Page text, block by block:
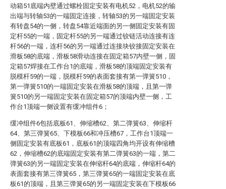
动箱51底端内壁通过螺栓固定安装有电机52，电机52的输
出端与转轴53的一端固定连接，转轴53的另一端固定安装
有转盘54的一侧，转盘54靠近端面的另一侧固定安装有固
定杆55的一端，固定杆55的另一端通过铰链活动连接有连
杆56的一端，连杆56的另一端通过连接块铰接固定安装在
滑板58的底端，滑板58滑动连接在固定箱57内壁一侧，固
定箱57焊接在工作台1的底端，滑板58的顶端固定安装有
脱模杆59的一端，脱模杆59的表面套接有第一弹簧510，
第一弹簧510的一端固定安装在滑板58的顶端，且第一弹
簧510的另一端固定安装在固定箱57的顶端内壁一侧，工
作台1顶端一侧设置有缓冲组件6；
缓冲组件6包括底板61、伸缩槽62、第二弹簧63、伸缩杆
64、第三弹簧65、下模板66和冲压槽67，工作台1顶端一
侧固定安装有底板61，底板61的顶端四角均开设有伸缩槽
62，伸缩槽62的底端固定安装有第二弹簧63的一端，第二
弹簧63的另一端固定安装在伸缩杆64的底端，伸缩杆64的
表面套接有第三弹簧65，第三弹簧65的一端固定安装在底
板61的顶端，且第三弹簧65的另一端固定安装在下模板66